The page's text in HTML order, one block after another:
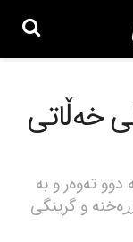
خەڵاتی
تەوەر و بە
ڕەخنە و گرینگی